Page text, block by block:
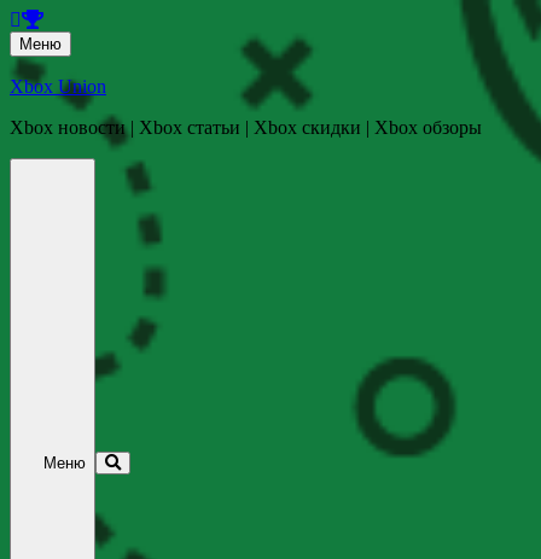
Меню Перейти
к
содержанию
Xbox Union
Xbox новости | Xbox статьи | Xbox скидки | Xbox обзоры
Меню
Перейти
к
содержанию